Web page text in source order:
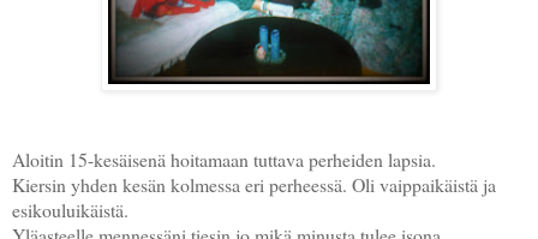
Aloitin 15-kesäisenä hoitamaan tuttava perheiden lapsia.
Kiersin yhden kesän kolmessa eri perheessä. Oli vaippaikäistä ja
esikouluikäistä.